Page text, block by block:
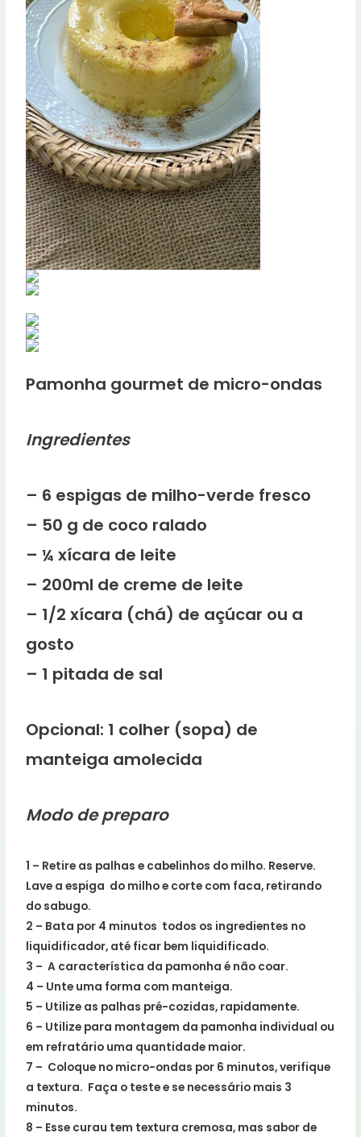
Pamonha gourmet de micro-ondas
Ingredientes
– 6 espigas de milho-verde fresco
– 50 g de coco ralado
– ¼ xícara de leite
– 200ml de creme de leite
– 1/2 xícara (chá) de açúcar ou a
gosto
– 1 pitada de sal
Opcional: 1 colher (sopa) de
manteiga amolecida
Modo de preparo
1 – Retire as palhas e cabelinhos do milho. Reserve.
Lave a espiga do milho e corte com faca, retirando
do sabugo.
2 – Bata por 4 minutos todos os ingredientes no
liquidificador, até ficar bem liquidificado.
3 – A característica da pamonha é não coar.
4 – Unte uma forma com manteiga.
5 – Utilize as palhas pré-cozidas, rapidamente.
6 – Utilize para montagem da pamonha individual ou
em refratário uma quantidade maior.
7 – Coloque no micro-ondas por 6 minutos, verifique
a textura. Faça o teste e se necessário mais 3
minutos.
8 – Esse curau tem textura cremosa, mas sabor de